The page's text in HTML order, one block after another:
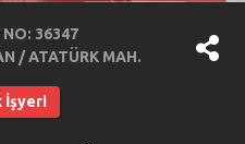
36347
/ ATATÜRK MAH.
İşyeri